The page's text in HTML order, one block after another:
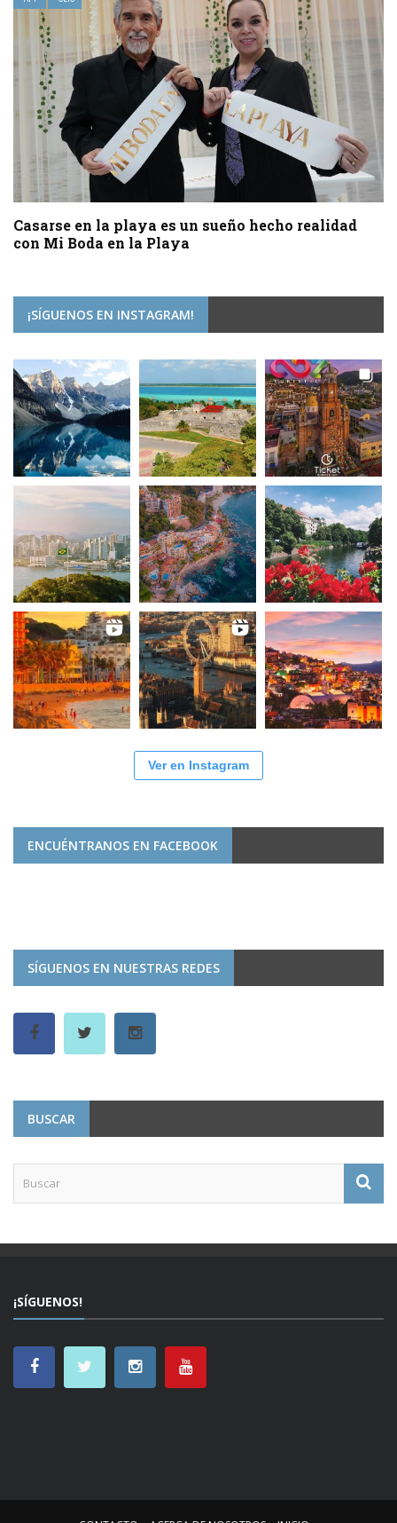
Casarse en la playa es un sueño hecho realidad
con Mi Boda en la Playa
¡SÍGUENOS EN INSTAGRAM!
Ver en Instagram
ENCUÉNTRANOS EN FACEBOOK
SÍGUENOS EN NUESTRAS REDES
BUSCAR
¡SÍGUENOS!